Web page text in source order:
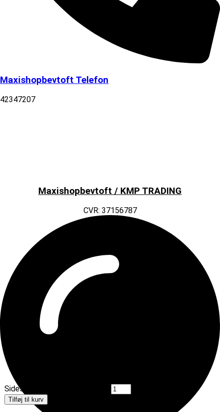
Sidespejl universal pr stk antal
Tilføj til kurv
Maxishopbevtoft Telefon
42347207
Maxishopbevtoft / KMP TRADING
CVR: 37156787